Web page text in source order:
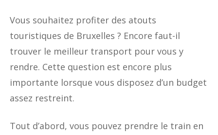
Vous souhaitez profiter des atouts
touristiques de Bruxelles ? Encore faut-il
trouver le meilleur transport pour vous y
rendre. Cette question est encore plus
importante lorsque vous disposez d’un budget
assez restreint.
Tout d’abord, vous pouvez prendre le train en